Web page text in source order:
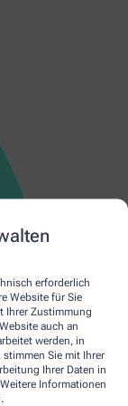
erforderlich
Website für Sie
Ihrer Zustimmung
auch an
werden, in
Sie mit Ihrer
Ihrer Daten in
Informationen